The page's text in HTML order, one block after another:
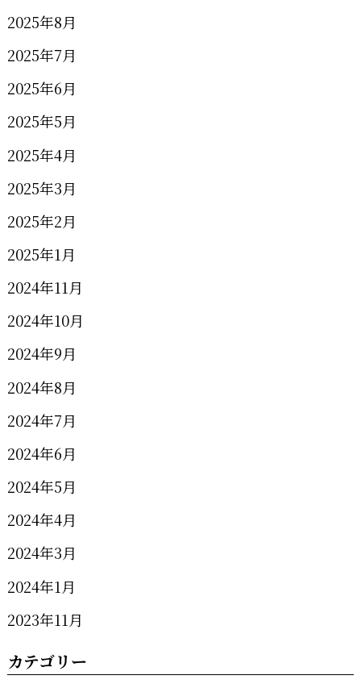
2025年8月
2025年7月
2025年6月
2025年5月
2025年4月
2025年3月
2025年2月
2025年1月
2024年11月
2024年10月
2024年9月
2024年8月
2024年7月
2024年6月
2024年5月
2024年4月
2024年3月
2024年1月
2023年11月
カテゴリー